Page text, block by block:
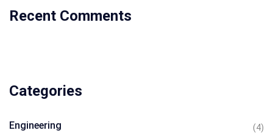
Recent Comments
Categories
Engineering (4)